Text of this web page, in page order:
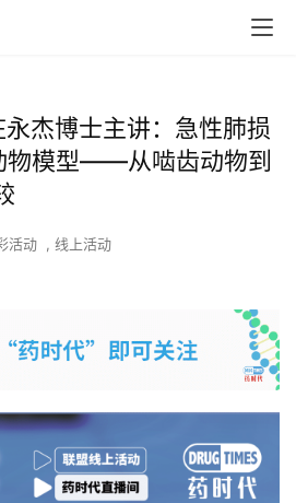
杰博士主讲：​急性肺损
物模型——从啮齿动物到
活动 , 线上活动